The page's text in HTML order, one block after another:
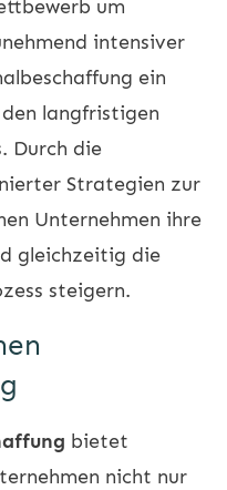
um
intensiver
ein
langfristigen
Durch die
Strategien zur
Unternehmen ihre
gleichzeitig die
steigern.
bietet
nicht nur